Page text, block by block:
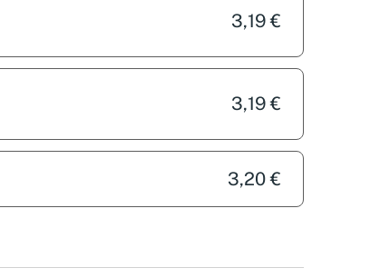
3,19 €
3,19 €
3,20 €